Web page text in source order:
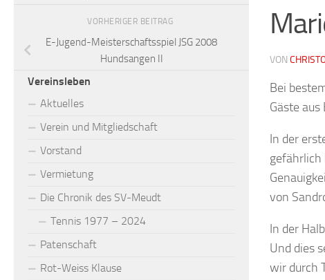
VON
Bei
Gäste
In der
gefährlich
von
In der
Und dies
wir durch
VORHERIGER BEITRAG
E-Jugend-Meisterschaftsspiel JSG 2008
Hundsangen II
Vereinsleben
Aktuelles
Verein und Mitgliedschaft
Vorstand
Vermietung
Die Chronik des SV-Meudt
Tennis 1977 – 2024
Patenschaft
Rot-Weiss Klause